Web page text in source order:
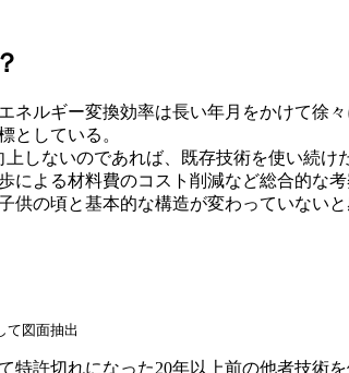
ルギー変換効率は長い年月をかけて徐
としている。
しないのであれば、既存技術を使い続
よる材料費のコスト削減など総合的な考
の頃と基本的な構造が変わっていない
て図面抽出
許切れになった20年以上前の他者技術